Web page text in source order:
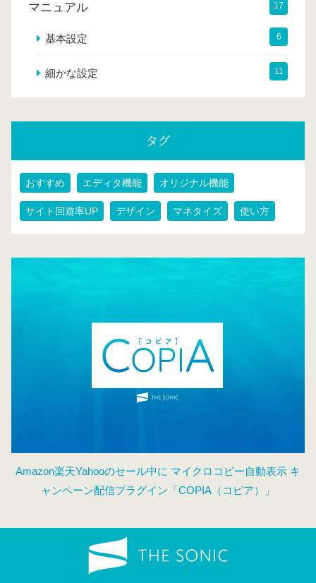
マニュアル 17
基本設定 6
細かな設定 11
タグ
おすすめ エディタ機能 オリジナル機能
サイト回遊率UP デザイン マネタイズ 使い方
Amazon楽天Yahooのセール中に マイクロコピー自動表示 キ
ャンペーン配信プラグイン「COPIA（コピア）」